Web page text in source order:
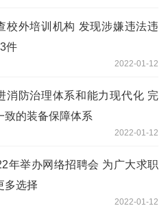
校外培训机构 发现涉嫌违法违
件
2022-01-12
消防治理体系和能力现代化 完
致的装备保障体系
2022-01-12
年举办网络招聘会 为广大求职
多选择
2022-01-12